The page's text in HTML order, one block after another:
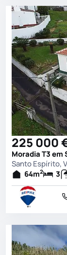
225 000
Moradia T3
Santo Espírito,
64m2 3